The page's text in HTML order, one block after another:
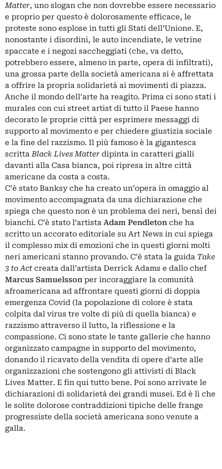
Matter, uno slogan che non dovrebbe essere necessario
e proprio per questo è dolorosamente efficace, le
proteste sono esplose in tutti gli Stati dell’Unione. E,
nonostante i disordini, le auto incendiate, le vetrine
spaccate e i negozi saccheggiati (che, va detto,
potrebbero essere, almeno in parte, opera di infiltrati),
una grossa parte della società americana si è affrettata
a offrire la propria solidarietà ai movimenti di piazza.
Anche il mondo dell’arte ha reagito. Prima ci sono stati i
murales con cui street artist di tutto il Paese hanno
decorato le proprie città per esprimere messaggi di
supporto al movimento e per chiedere giustizia sociale
e la fine del razzismo. Il più famoso è la gigantesca
scrittaBlack Lives Matter dipinta in caratteri gialli
davanti alla Casa bianca, poi ripresa in altre città
americane da costa a costa.
C’è stato Banksy che ha creato un’opera in omaggio al
movimento accompagnata da una dichiarazione che
spiega che questo non è un problema dei neri, bensì dei
bianchi. C’è stato l’artista Adam Pendleton che ha
scritto un accorato editoriale su Art News in cui spiega
il complesso mix di emozioni che in questi giorni molti
neri americani stanno provando. C’è stata la guida Take
3 to Act creata dall’artista Derrick Adams e dallo chef
Marcus Samuelsson per incoraggiare la comunità
afroamericana ad affrontare questi giorni di doppia
emergenza Covid (la popolazione di colore è stata
colpita dal virus tre volte di più di quella bianca) e
razzismo attraverso il lutto, la riflessione e la
compassione. Ci sono state le tante gallerie che hanno
organizzato campagne in supporto del movimento,
donando il ricavato della vendita di opere d’arte alle
organizzazioni che sostengono gli attivisti di Black
Lives Matter. E fin qui tutto bene. Poi sono arrivate le
dichiarazioni di solidarietà dei grandi musei. Ed è lì che
le solite dolorose contraddizioni tipiche delle frange
progressiste della società americana sono venute a
galla.